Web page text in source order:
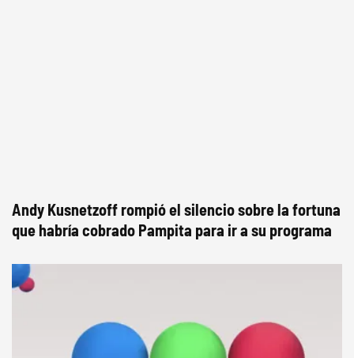
Andy Kusnetzoff rompió el silencio sobre la fortuna
que habría cobrado Pampita para ir a su programa